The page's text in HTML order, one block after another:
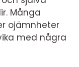
Många
ojämnheter
med några